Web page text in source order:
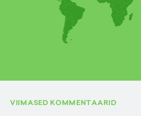
VIIMASED KOMMENTAARID